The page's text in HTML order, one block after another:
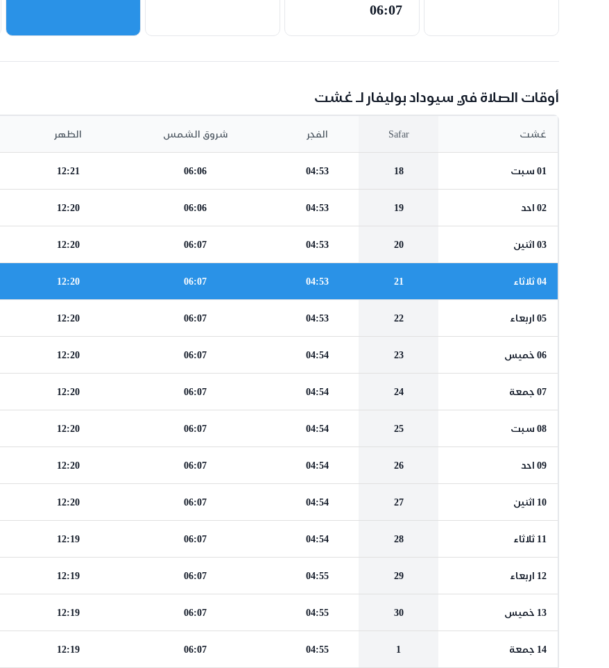
06:07
أوقات الصلاة في سيوداد بوليفار لـ غشت
غشت Safar الفجر شروق الشمس الظهر
01 سبت 18
04:53
06:06
12:21
02 احد 19
04:53
06:06
12:20
03 اثنين 20
04:53
06:07
12:20
04 ثلاثاء 21
04:53
06:07
12:20
05 اربعاء 22
04:53
06:07
12:20
06 خميس 23
04:54
06:07
12:20
07 جمعة 24
04:54
06:07
12:20
08 سبت 25
04:54
06:07
12:20
09 احد 26
04:54
06:07
12:20
10 اثنين 27
04:54
06:07
12:20
11 ثلاثاء 28
04:54
06:07
12:19
12 اربعاء 29
04:55
06:07
12:19
13 خميس 30
04:55
06:07
12:19
14 جمعة 1
04:55
06:07
12:19